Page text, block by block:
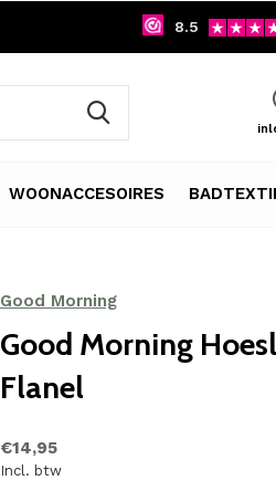
WOONACCESOIRES
8.5
Good Morning
Good Morning
Flanel
€14,95
Incl. btw